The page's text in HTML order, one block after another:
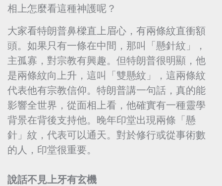
相上怎麼看這種神護呢？
大家看特朗普鼻樑直上眉心，有兩條紋直衝額
頭。如果只有一條在中間，那叫「懸針紋」，
主孤寡，對宗教有興趣。但特朗普很明顯，他
是兩條紋向上升，這叫「雙懸紋」，這兩條紋
代表他有宗教信仰。特朗普講一句話，真的能
影響全世界，從面相上看，他確實有一種靈學
背景在背後支持他。晚年印堂出現兩條「懸
針」紋，代表可以通天。對於修行或從事術數
的人，印堂很重要。
說話不見上牙有玄機